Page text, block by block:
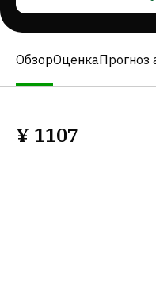
ОбзорОценкаПрогноз
¥ 1107